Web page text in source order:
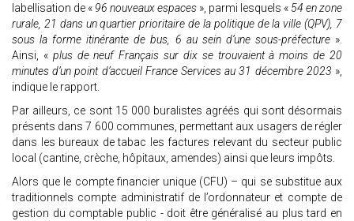
labellisation de « 96 nouveaux espaces », parmi lesquels « 54 en zone
rurale, 21 dans un quartier prioritaire de la politique de la ville (QPV), 7
sous la forme itinérante de bus, 6 au sein d’une sous-préfecture ».
Ainsi, « plus de neuf Français sur dix se trouvaient à moins de 20
minutes d’un point d’accueil France Services au 31 décembre 2023 »,
indique le rapport.
Par ailleurs, ce sont 15 000 buralistes agréés qui sont désormais
présents dans 7 600 communes, permettant aux usagers de régler
dans les bureaux de tabac les factures relevant du secteur public
local (cantine, crèche, hôpitaux, amendes) ainsi que leurs impôts.
Alors que le compte financier unique (CFU) – qui se substitue aux
traditionnels compte administratif de l’ordonnateur et compte de
gestion du comptable public - doit être généralisé au plus tard en